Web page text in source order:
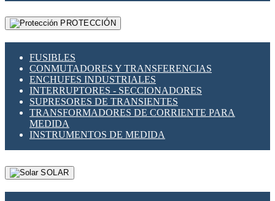
PROTECCIÓN
FUSIBLES
CONMUTADORES Y TRANSFERENCIAS
ENCHUFES INDUSTRIALES
INTERRUPTORES - SECCIONADORES
SUPRESORES DE TRANSIENTES
TRANSFORMADORES DE CORRIENTE PARA
MEDIDA
INSTRUMENTOS DE MEDIDA
SOLAR